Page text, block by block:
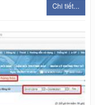
Chi tiết...